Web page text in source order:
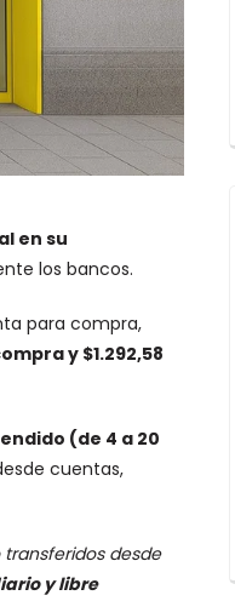
en su
los bancos.
para compra,
y $1.292,58
(de 4 a 20
cuentas,
desde
y libre